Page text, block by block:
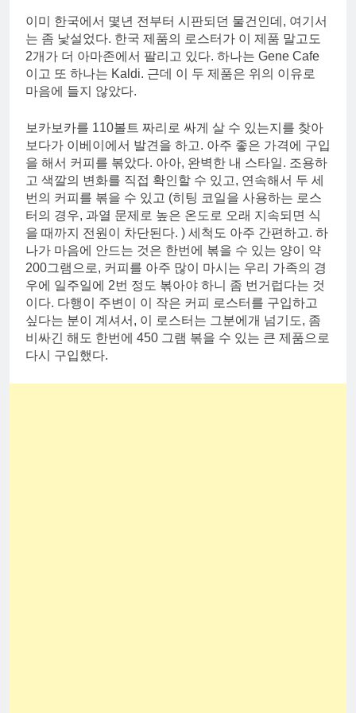
이미 한국에서 몇년 전부터 시판되던 물건인데, 여기서
는 좀 낯설었다. 한국 제품의 로스터가 이 제품 말고도
2개가 더 아마존에서 팔리고 있다. 하나는 Gene Cafe
이고 또 하나는 Kaldi. 근데 이 두 제품은 위의 이유로
마음에 들지 않았다.
보카보카를 110볼트 짜리로 싸게 살 수 있는지를 찾아
보다가 이베이에서 발견을 하고. 아주 좋은 가격에 구입
을 해서 커피를 볶았다. 아아, 완벽한 내 스타일. 조용하
고 색깔의 변화를 직접 확인할 수 있고, 연속해서 두 세
번의 커피를 볶을 수 있고 (히팅 코일을 사용하는 로스
터의 경우, 과열 문제로 높은 온도로 오래 지속되면 식
을 때까지 전원이 차단된다. ) 세척도 아주 간편하고. 하
나가 마음에 안드는 것은 한번에 볶을 수 있는 양이 약
200그램으로, 커피를 아주 많이 마시는 우리 가족의 경
우에 일주일에 2번 정도 볶아야 하니 좀 번거럽다는 것
이다. 다행이 주변이 이 작은 커피 로스터를 구입하고
싶다는 분이 계셔서, 이 로스터는 그분에개 넘기도, 좀
비싸긴 해도 한번에 450 그램 볶을 수 있는 큰 제품으로
다시 구입했다.